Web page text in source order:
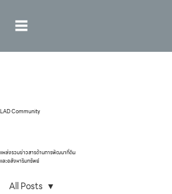
All Posts
LAD Community
แหล่งรวมข่าวสารด้านการพัฒนาที่ดิน
และอสังหาริมทรัพย์